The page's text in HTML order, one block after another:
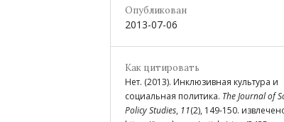
Опубликован
2013-07-06
Как цитировать
Нет. (2013). Инклюзивная культура и
социальная политика. The Journal of
Policy Studies, 11(2), 149-150.